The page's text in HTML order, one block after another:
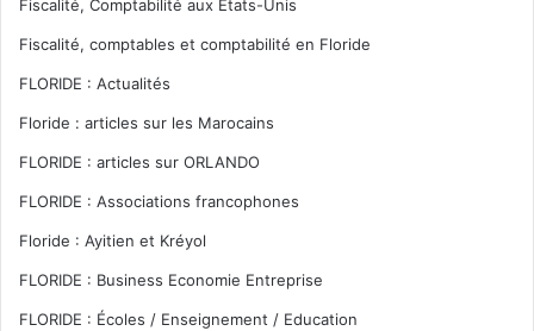
Fiscalité, Comptabilité aux Etats-Unis
Fiscalité, comptables et comptabilité en Floride
FLORIDE : Actualités
Floride : articles sur les Marocains
FLORIDE : articles sur ORLANDO
FLORIDE : Associations francophones
Floride : Ayitien et Kréyol
FLORIDE : Business Economie Entreprise
FLORIDE : Écoles / Enseignement / Education